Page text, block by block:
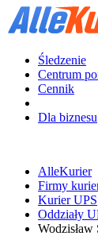
Śledzenie
Centrum
Cennik
Dla biznesu
AlleKurier
Firmy
Kurier UPS
Oddziały
Wodzisław